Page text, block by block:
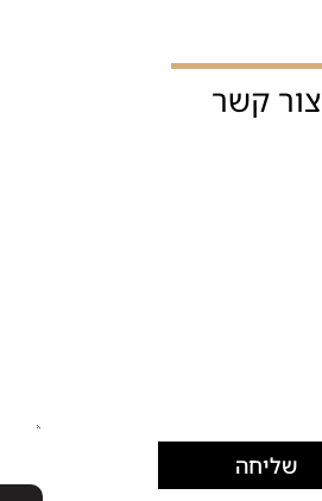
צור קשר
שליחה